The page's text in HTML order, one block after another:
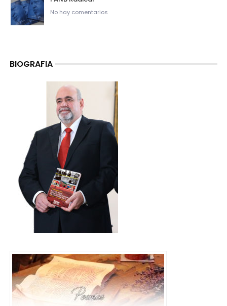
No hay comentarios
BIOGRAFIA